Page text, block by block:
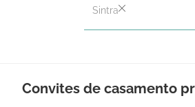
Sintra
Convites de casamento